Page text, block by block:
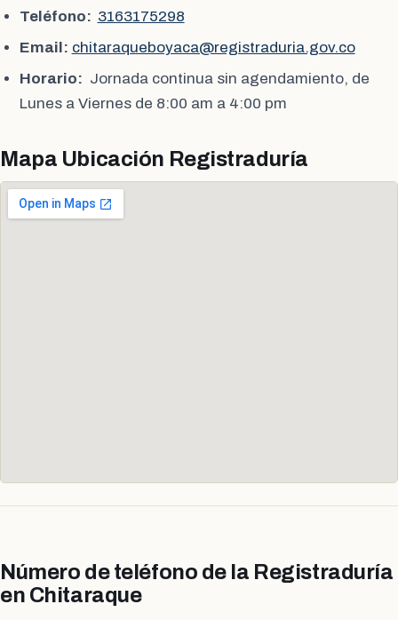
Teléfono: 3163175298
Email: chitaraqueboyaca@registraduria.gov.co
Horario: Jornada continua sin agendamiento, de
Lunes a Viernes de 8:00 am a 4:00 pm
Mapa Ubicación Registraduría
Número de teléfono de la Registraduría
en Chitaraque